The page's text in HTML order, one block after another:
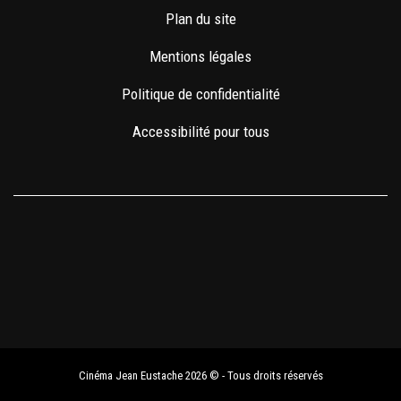
Plan du site
Mentions légales
Politique de confidentialité
Accessibilité pour tous
Cinéma Jean Eustache 2026 © - Tous droits réservés